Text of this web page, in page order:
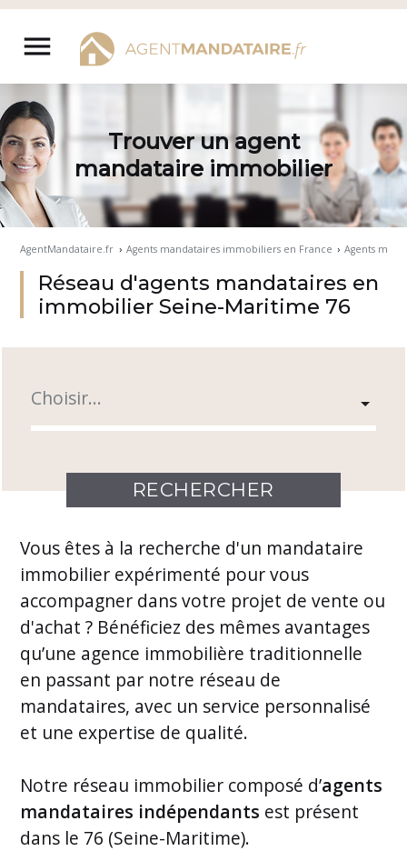
Aller
contenu
menu
Trouver un agent
mandataire immobilier
AgentMandataire.fr › Agents mandataires immobiliers en France › Agents
Réseau d'agents mandataires en
immobilier Seine-Maritime 76
Vous êtes à la recherche d'un mandataire
immobilier expérimenté pour vous
accompagner dans votre projet de vente ou
d'achat ? Bénéficiez des mêmes avantages
qu’une agence immobilière traditionnelle
en passant par notre réseau de
mandataires, avec un service personnalisé
et une expertise de qualité.
Notre réseau immobilier composé d’agents
mandataires indépendants est présent
dans le 76 (Seine-Maritime).